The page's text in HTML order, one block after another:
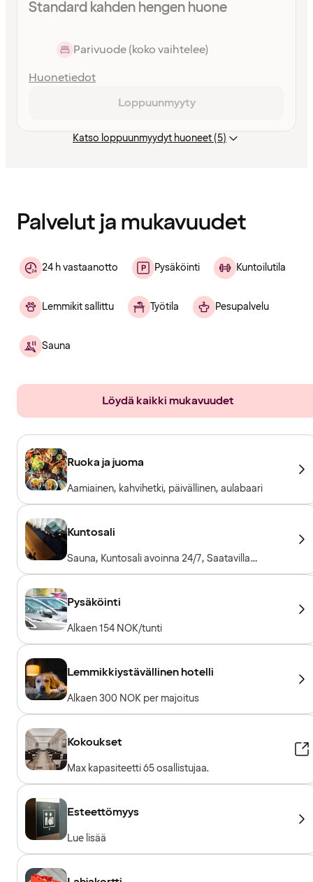
Standard kahden hengen huone
Parivuode (koko vaihtelee)
Huonetiedot
Loppuunmyyty
Katso loppuunmyydyt huoneet (5)
Palvelut ja mukavuudet
24 h vastaanotto Pysäköinti Kuntoilutila
Lemmikit sallittu Työtila Pesupalvelu
Sauna
Löydä kaikki mukavuudet
Ruoka ja juoma
Aamiainen, kahvihetki, päivällinen, aulabaari
Kuntosali
Sauna, Kuntosali avoinna 24/7, Saatavilla
pyyhkeitä lainaksi, Kuntosalilaitteet,
Pysäköinti
Alkaen 154 NOK/tunti
Lemmikkiystävällinen hotelli
Alkaen 300 NOK per majoitus
Kokoukset
Max kapasiteetti 65 osallistujaa.
Esteettömyys
Lue lisää